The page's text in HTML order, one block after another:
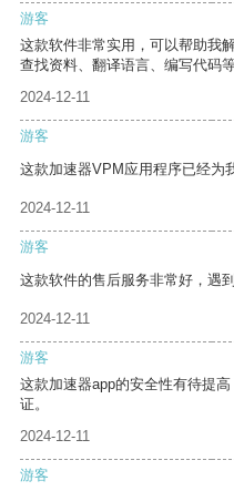
游客
这款软件非常实用，可以帮助我
查找资料、翻译语言、编写代码等
2024-12-11
游客
这款加速器VPM应用程序已经为
2024-12-11
游客
这款软件的售后服务非常好，遇
2024-12-11
游客
这款加速器app的安全性有待提
证。
2024-12-11
游客